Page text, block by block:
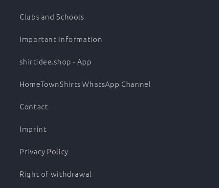
Clubs and Schools
Important Information
shirtidee.shop - App
HomeTownShirts WhatsApp Channel
Contact
Imprint
Privacy Policy
Right of withdrawal